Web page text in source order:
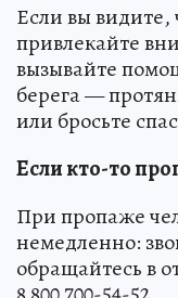
Если вы видите,
привлекайте
вызывайте
берега —
или бросьте
Если кто-то
При пропаже
немедленно:
обращайтесь в